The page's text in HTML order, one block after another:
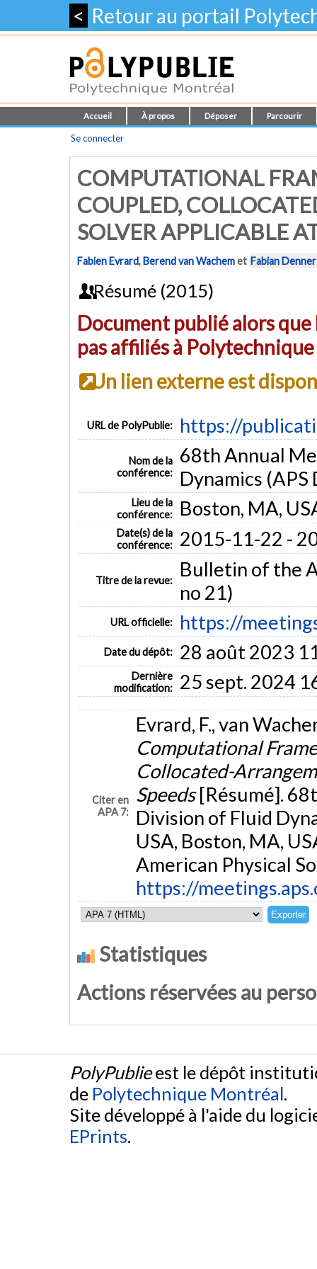
< Retour au portail
Accueil À propos Déposer Parcourir
Se connecter
COMPUTATIONAL
COUPLED,
SOLVER APPLICABLE
Fabien Evrard,Berend van Wachemet Fabian Denner
Résumé (2015)
Document publié alors
pas affiliés à
Un lien externe est
URL de PolyPublie: https://
Nom de la
conférence:
68th Annual
Dynamics (APS
Lieu de la
conférence:
Boston, MA,
Date(s) de la
conférence:
2015-11-22 -
Titre de la revue:
Bulletin of the
no 21)
URL officielle: https://
Date du dépôt: 28 août 2023
Dernière
modification:
25 sept. 2024
Citer en
APA 7:
Evrard, F., van
Computational
Collocated-
Speeds[Résumé].
Division of Fluid
USA, Boston, MA,
American Physical
https://
Statistiques
Actions réservées au
PolyPublieest le dépôt
de Polytechnique Montréal.
Site développé à l'aide du
EPrints.